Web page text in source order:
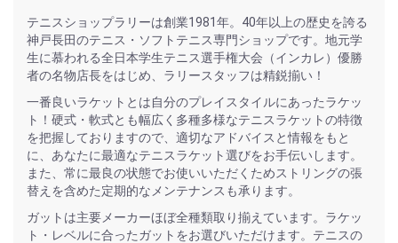
テニスショップラリーは創業1981年。40年以上の歴史を誇る
神戸長田のテニス・ソフトテニス専門ショップです。地元学
生に慕われる全日本学生テニス選手権大会（インカレ）優勝
者の名物店長をはじめ、ラリースタッフは精鋭揃い！
一番良いラケットとは自分のプレイスタイルにあったラケッ
ト！硬式・軟式とも幅広く多種多様なテニスラケットの特徴
を把握しておりますので、適切なアドバイスと情報をもと
に、あなたに最適なテニスラケット選びをお手伝いします。
また、常に最良の状態でお使いいただくためストリングの張
替えを含めた定期的なメンテナンスも承ります。
ガットは主要メーカーほぼ全種類取り揃えています。ラケッ
ト・レベルに合ったガットをお選びいただけます。テニスの